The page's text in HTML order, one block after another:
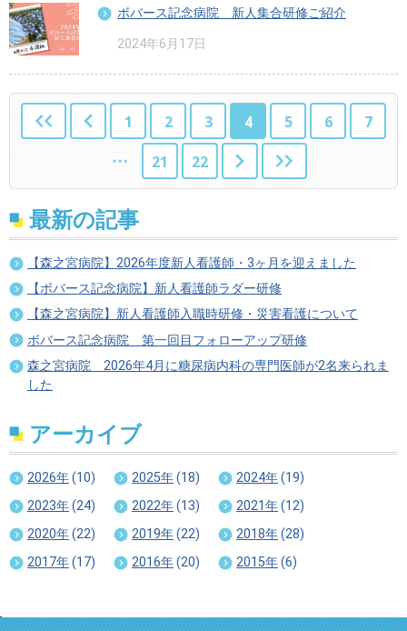
ボバース記念病院 新人集合研修ご紹介
2024年6月17日
1 2 3 4 5 6 7
21 22
最新の記事
【森之宮病院】2026年度新人看護師・3ヶ月を迎えました
【ボバース記念病院】新人看護師ラダー研修
【森之宮病院】新人看護師入職時研修・災害看護について
ボバース記念病院 第一回目フォローアップ研修
森之宮病院 2026年4月に糖尿病内科の専門医師が2名来られま
した
アーカイブ
2026年(10) 2025年(18) 2024年(19)
2023年(24) 2022年(13) 2021年(12)
2020年(22) 2019年(22) 2018年(28)
2017年(17) 2016年(20) 2015年(6)